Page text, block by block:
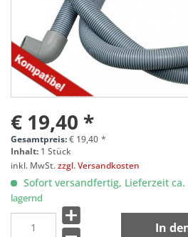
€ 19,40 *
Gesamtpreis:€ 19,40 *
Inhalt: 1 Stück
inkl. MwSt.zzgl. Versandkosten
Sofort versandfertig, Lieferzeit ca.
lagernd
In